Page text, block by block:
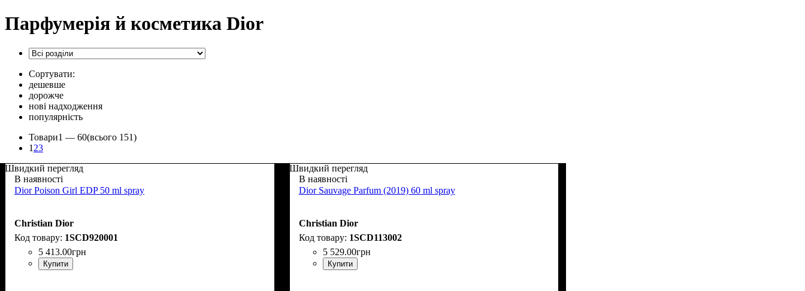
Парфумерія й косметика Dior
Сортувати:
дешевше
дорожче
нові надходження
популярність
Товари1 — 60(всього 151)
1 23
Швидкий перегляд
В наявності
Dior Poison Girl EDP 50 ml spray
Christian Dior
1SCD920001
5 413.00грн
Купити
Швидкий перегляд
В наявності
Dior Sauvage Parfum (2019) 60 ml spray
Christian Dior
1SCD113002
5 529.00грн
Купити